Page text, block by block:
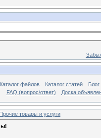
Каталог файлов Каталог статей
Блог
FAQ (вопрос/ответ)
Доска
Прочие товары и услуги